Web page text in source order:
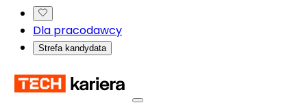
Dla pracodawcy
Strefa kandydata